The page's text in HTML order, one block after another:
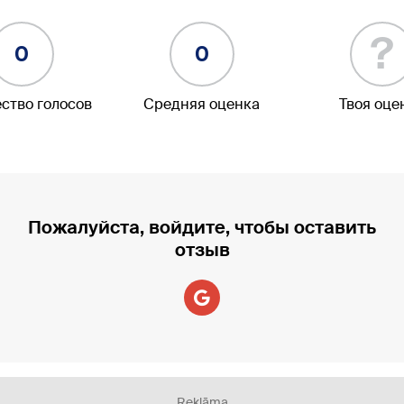
0
голосов
0
Средняя оценка
?
Твоя
Пожалуйста, войдите, чтобы оставить
отзыв